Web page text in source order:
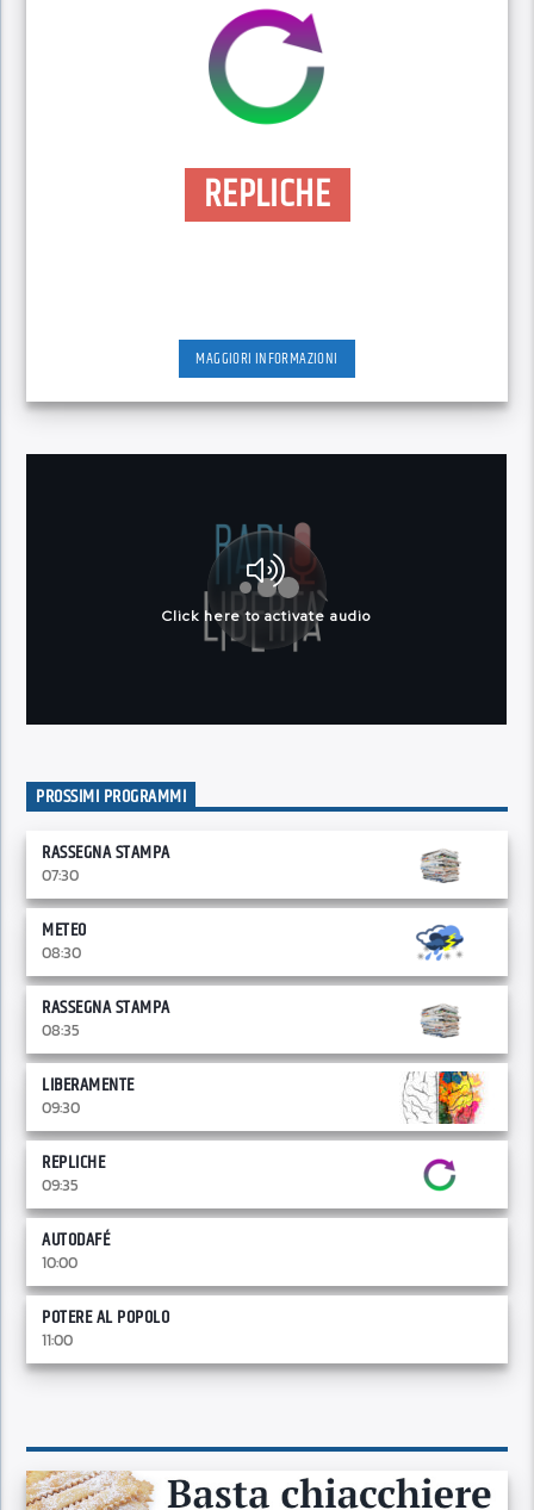
REPLICHE
MAGGIORI INFORMAZIONI
PROSSIMI PROGRAMMI
RASSEGNA STAMPA
07:30
METEO
08:30
RASSEGNA STAMPA
08:35
LIBERAMENTE
09:30
REPLICHE
09:35
AUTODAFÉ
10:00
POTERE AL POPOLO
11:00